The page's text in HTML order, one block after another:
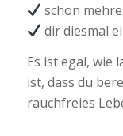
schon
dir diesmal
Es ist egal, wie
ist, dass du
rauchfreies